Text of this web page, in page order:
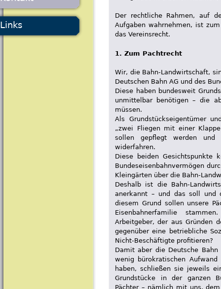
Der rechtliche Rahmen, auf
Aufgaben wahrnehmen, ist
das Vereinsrecht.
1. Zum Pachtrecht
Wir, die Bahn-Landwirtschaft,
Deutschen Bahn AG und des
Diese haben bundesweit
unmittelbar benötigen – die
müssen.
Als Grundstückseigentümer
„zwei Fliegen mit einer
sollen gepflegt werden und
widerfahren.
Diese beiden Gesichtspunkte
Bundeseisenbahnvermögen
Kleingärten über die Bahn-
Deshalb ist die Bahn-
anerkannt – und das soll und
diesem Grund sollen unsere
Eisenbahnerfamilie
Arbeitgeber, der aus Gründen
gegenüber eine betriebliche
Nicht-Beschäftigte profitieren?
Damit aber die Deutsche Bahn
wenig bürokratischen
haben, schließen sie jeweils
Grundstücke in der ganzen
Pächter – nämlich mit uns,
Links